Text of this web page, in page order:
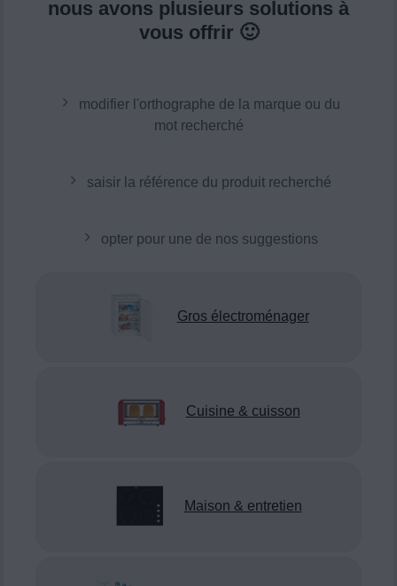
nous avons plusieurs solutions à
vous offrir 🙂
modifier l'orthographe de la marque ou du
mot recherché
saisir la référence du produit recherché
opter pour une de nos suggestions
Gros électroménager
Cuisine & cuisson
Maison & entretien